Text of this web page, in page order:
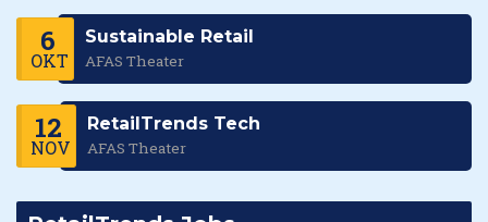
6
OKT
Sustainable Retail
AFAS Theater
12
NOV
RetailTrends Tech
AFAS Theater